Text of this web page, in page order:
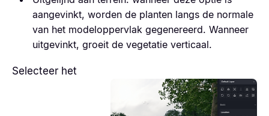
aangevinkt, worden de planten langs de normale
van het modeloppervlak gegenereerd. Wanneer
uitgevinkt, groeit de vegetatie verticaal.
Selecteer het